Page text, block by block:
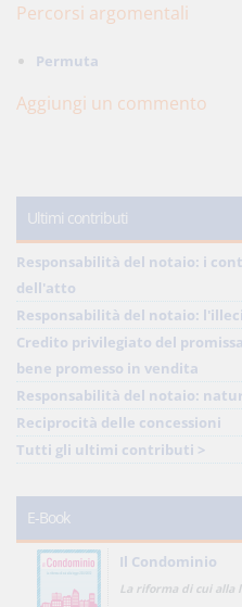
Percorsi argomentali
Permuta
Aggiungi un commento
Ultimi contributi
Responsabilità del notaio: i
dell'atto
Responsabilità del notaio:
Credito privilegiato del
bene promesso in vendita
Responsabilità del notaio:
Reciprocità delle concessioni
Tutti gli ultimi contributi >
E-Book
Il Condominio
La riforma di cui alla